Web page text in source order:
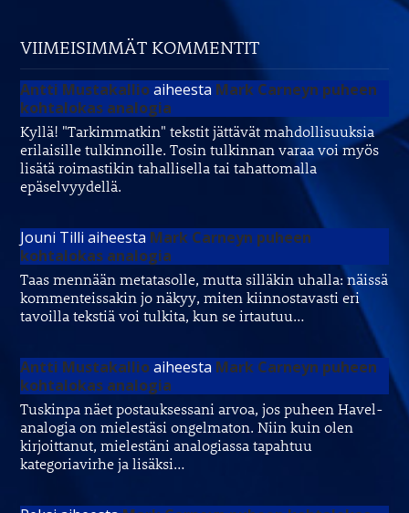
VIIMEISIMMÄT KOMMENTIT
Antti Mustakallioaiheesta Mark Carneyn puheen
kohtalokas analogia
Kyllä! "Tarkimmatkin" tekstit jättävät mahdollisuuksia
erilaisille tulkinnoille. Tosin tulkinnan varaa voi myös
lisätä roimastikin tahallisella tai tahattomalla
epäselvyydellä.
Jouni Tilli aiheesta Mark Carneyn puheen
kohtalokas analogia
Taas mennään metatasolle, mutta silläkin uhalla: näissä
kommenteissakin jo näkyy, miten kiinnostavasti eri
tavoilla tekstiä voi tulkita, kun se irtautuu…
Antti Mustakallioaiheesta Mark Carneyn puheen
kohtalokas analogia
Tuskinpa näet postauksessani arvoa, jos puheen Havel-
analogia on mielestäsi ongelmaton. Niin kuin olen
kirjoittanut, mielestäni analogiassa tapahtuu
kategoriavirhe ja lisäksi…